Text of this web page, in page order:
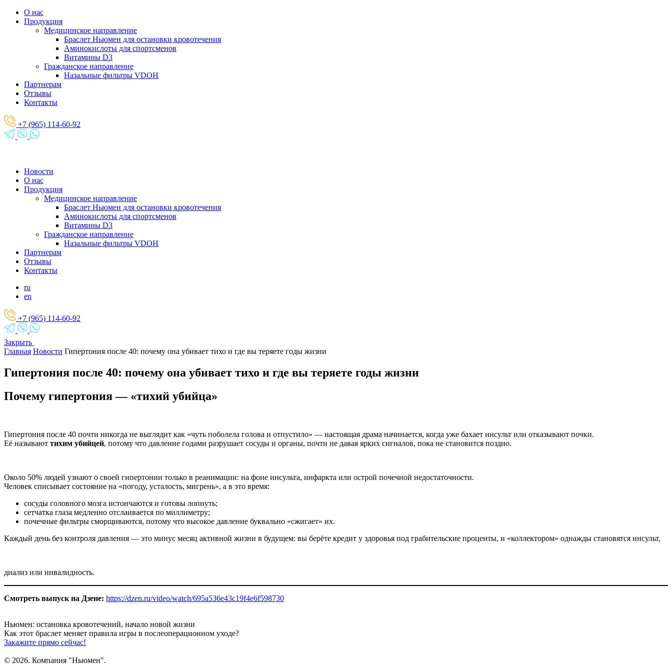
О нас
Продукция
Медицинское направление
Браслет Ньюмен для остановки кровотечения
Аминокислоты для спортсменов
Витамины D3
Гражданское направление
Назальные фильтры VDOH
Партнерам
Отзывы
Контакты
+7 (965) 114-60-92
Новости
О нас
Продукция
Медицинское направление
Браслет Ньюмен для остановки кровотечения
Аминокислоты для спортсменов
Витамины D3
Гражданское направление
Назальные фильтры VDOH
Партнерам
Отзывы
Контакты
ru
en
+7 (965) 114-60-92
Закрыть
Главная Новости Гипертония после 40: почему она убивает тихо и где вы теряете годы жизни
Гипертония после 40: почему она убивает тихо и где вы теряете годы жизни
Почему гипертония — «тихий убийца»
Гипертония после 40 почти никогда не выглядит как «чуть поболела голова и отпустило» — настоящая драма начинается, когда уже бахает инсульт или отказывают почки.​
Её называют тихим убийцей, потому что давление годами разрушает сосуды и органы, почти не давая ярких сигналов, пока не становится поздно.​
Около 50% людей узнают о своей гипертонии только в реанимации: на фоне инсульта, инфаркта или острой почечной недостаточности.​
Человек списывает состояние на «погоду, усталость, мигрень», а в это время:
сосуды головного мозга истончаются и готовы лопнуть;
сетчатка глаза медленно отслаивается по миллиметру;
почечные фильтры сморщиваются, потому что высокое давление буквально «сжигает» их.​
Каждый день без контроля давления — это минус месяц активной жизни в будущем: вы берёте кредит у здоровья под грабительские проценты, и «коллектором» однажды становятся инсульт,
диализ или инвалидность.​
Смотреть выпуск на Дзене: https://dzen.ru/video/watch/695a536e43c19f4e6f598730
Ньюмен: остановка кровотечений, начало новой жизни
Как этот браслет меняет правила игры в послеоперационном уходе?
Закажите прямо сейчас!
© 2026. Компания "Ньюмен".